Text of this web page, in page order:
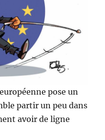
pose un
partir un peu dans
avoir de ligne